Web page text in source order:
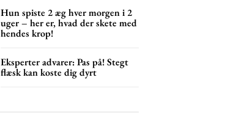
Hun spiste 2 æg hver morgen i 2
uger – her er, hvad der skete med
hendes krop!
Eksperter advarer: Pas på! Stegt
flæsk kan koste dig dyrt